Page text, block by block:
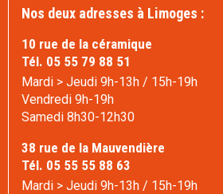
Nos deux adresses à Limoges :
10 rue de la céramique
Tél. 05 55 79 88 51
Mardi > Jeudi 9h-13h / 15h-19h
Vendredi 9h-19h
Samedi 8h30-12h30
38 rue de la Mauvendière
Tél. 05 55 55 88 63
Mardi > Jeudi 9h-13h / 15h-19h